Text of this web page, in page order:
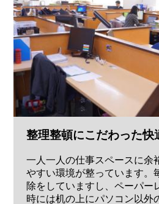
整理整頓にこだわった快
一人一人の仕事スペースに余
やすい環境が整っています。
除をしていますし、ペーパー
時には机の上にパソコン以外